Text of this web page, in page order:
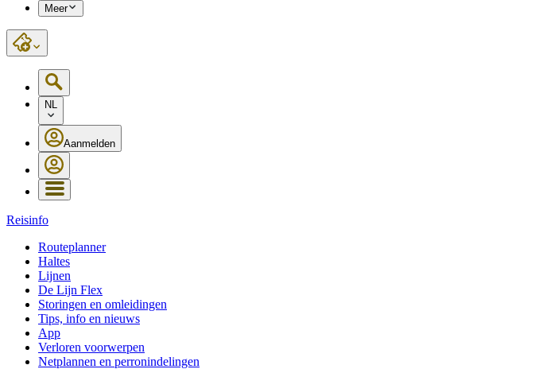
Meer
NL
Aanmelden
Reisinfo
Routeplanner
Haltes
Lijnen
De Lijn Flex
Storingen en omleidingen
Tips, info en nieuws
App
Verloren voorwerpen
Netplannen en perronindelingen